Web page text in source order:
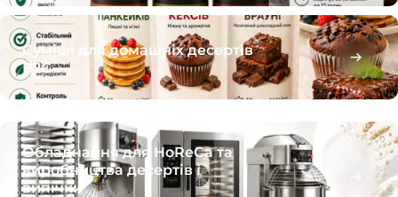
Суміші для домашніх десертів
B2C
Обладнання для HoReCa та
виробництва десертів і
випічки